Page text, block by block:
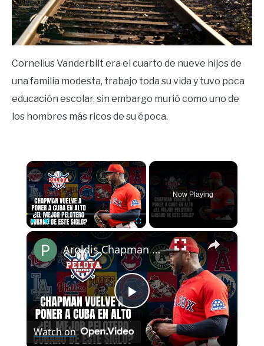
Cornelius Vanderbilt era el cuarto de nueve hijos de
una familia modesta, trabajo toda su vida y tuvo poca
educación escolar, sin embargo murió como uno de
los hombres más ricos de su época.
×
Now Playing
×
Play
Aroldis Chapman vuelve a poner a Cuba en alto ¿Es el mejor pelotero cubano de este siglo?
Watch on